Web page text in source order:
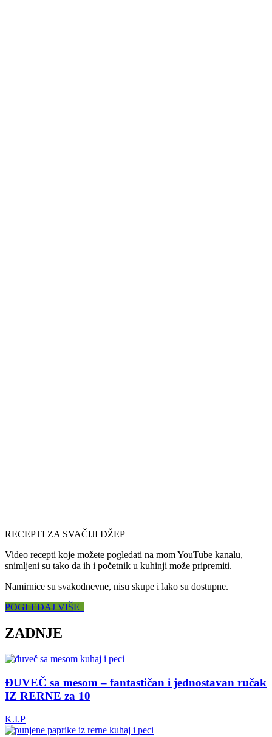
RECEPTI ZA SVAČIJI DŽEP
Video recepti koje možete pogledati na mom YouTube kanalu,
snimljeni su tako da ih i početnik u kuhinji može pripremiti.
Namirnice su svakodnevne, nisu skupe i lako su dostupne.
POGLEDAJ VIŠE
ZADNJE
ĐUVEČ sa mesom – fantastičan i jednostavan ručak
IZ RERNE za 10
K.I.P